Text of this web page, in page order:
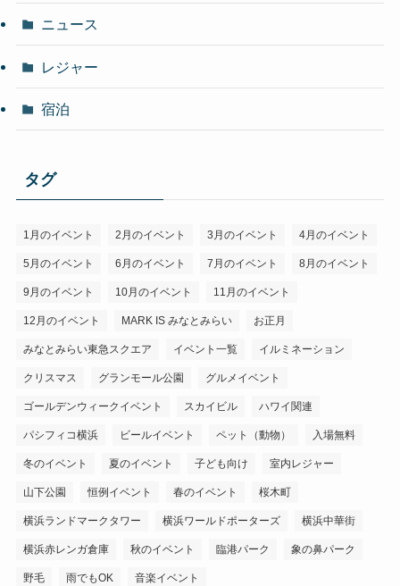
ニュース
レジャー
宿泊
タグ
1月のイベント 2月のイベント 3月のイベント 4月のイベント
5月のイベント 6月のイベント 7月のイベント 8月のイベント
9月のイベント 10月のイベント 11月のイベント
12月のイベント MARK IS みなとみらい お正月
みなとみらい東急スクエア イベント一覧 イルミネーション
クリスマス グランモール公園 グルメイベント
ゴールデンウィークイベント スカイビル ハワイ関連
パシフィコ横浜 ビールイベント ペット（動物） 入場無料
冬のイベント 夏のイベント 子ども向け 室内レジャー
山下公園 恒例イベント 春のイベント 桜木町
横浜ランドマークタワー 横浜ワールドポーターズ 横浜中華街
横浜赤レンガ倉庫 秋のイベント 臨港パーク 象の鼻パーク
野毛 雨でもOK 音楽イベント